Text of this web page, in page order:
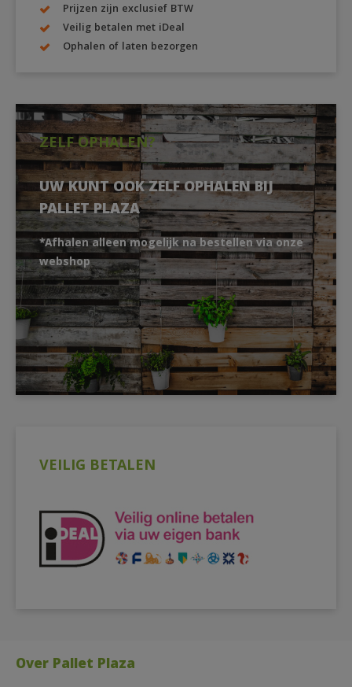
Prijzen zijn exclusief BTW
Veilig betalen met iDeal
Ophalen of laten bezorgen
ZELF OPHALEN?
UW KUNT OOK ZELF OPHALEN BIJ
PALLET PLAZA
*Afhalen alleen mogelijk na bestellen via onze
webshop
VEILIG BETALEN
Over Pallet Plaza